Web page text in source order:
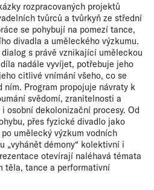
rozpracovaných projektů
tvůrců a tvůrkyň ze střední
se pohybují na pomezí tance,
divadla a uměleckého výzkumu.
s právě vznikající uměleckou
nadále vyvíjet, potřebuje jeho
citlivé vnímání všeho, co se
ním. Program propojuje návraty k
svědomí, zranitelnosti a
osobní dekolonizační procesy. Od
přes fyzické divadlo jako
umělecký výzkum vodních
„vyhánět démony“ kolektivní i
otevírají naléhavá témata
těla, tance a performativní